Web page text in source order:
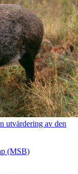
utvärdering av den
(MSB)